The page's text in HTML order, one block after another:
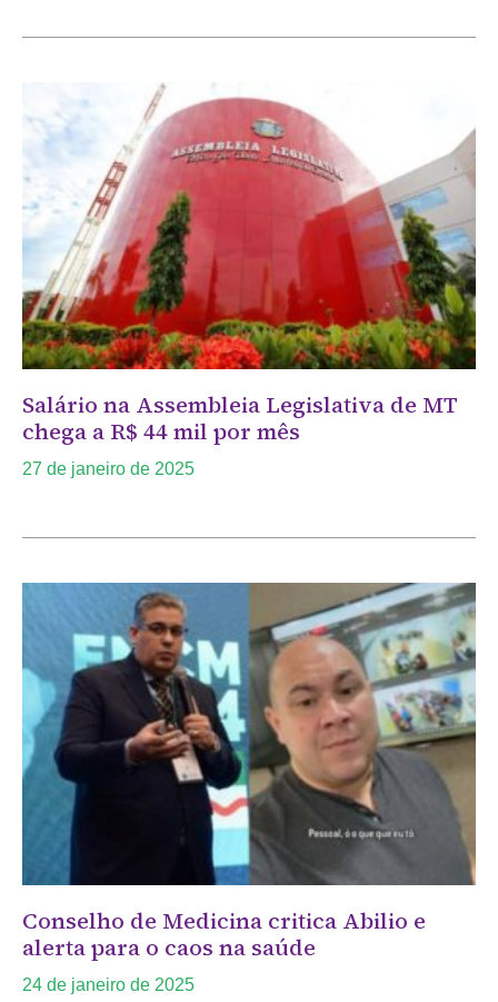
Salário na Assembleia Legislativa de MT
chega a R$ 44 mil por mês
27 de janeiro de 2025
Conselho de Medicina critica Abilio e
alerta para o caos na saúde
24 de janeiro de 2025